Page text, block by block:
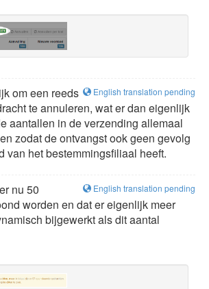
English translation pending
om een reeds
te annuleren, wat er dan eigenlijk
aantallen in de verzending allemaal
zodat de ontvangst ook geen gevolg
van het bestemmingsfiliaal heeft.
English translation pending
nu 50
worden en dat er eigenlijk meer
bijgewerkt als dit aantal